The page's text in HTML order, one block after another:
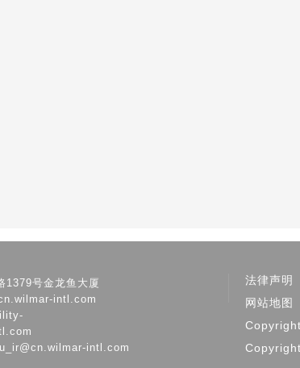
1379号金龙鱼大厦
intl.com
intl.com
法律声明
网站地图